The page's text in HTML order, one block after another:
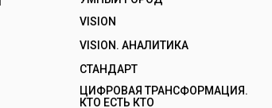
VISION
VISION. АНАЛИТИКА
СТАНДАРТ
ЦИФРОВАЯ ТРАНСФОРМАЦИЯ.
КТО ЕСТЬ КТО